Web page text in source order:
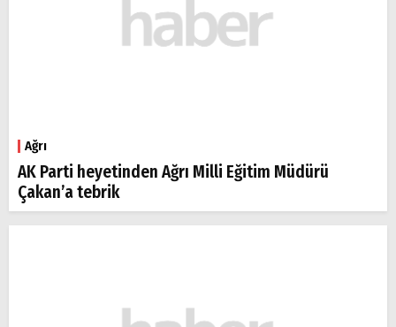
Ağrı
AK Parti heyetinden Ağrı Milli Eğitim Müdürü
Çakan’a tebrik